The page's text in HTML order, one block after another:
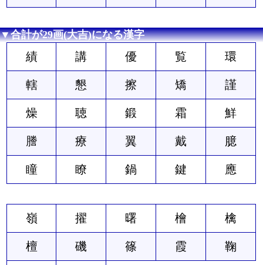
▼合計が29画(大吉)になる漢字
績 講 優 覧 環
轄 懇 擦 矯 謹
燥 聴 鍛 霜 鮮
謄 療 翼 戴 臆
瞳 瞭 鍋 鍵 應
嶺 擢 曙 檜 檎
檀 磯 篠 霞 鞠